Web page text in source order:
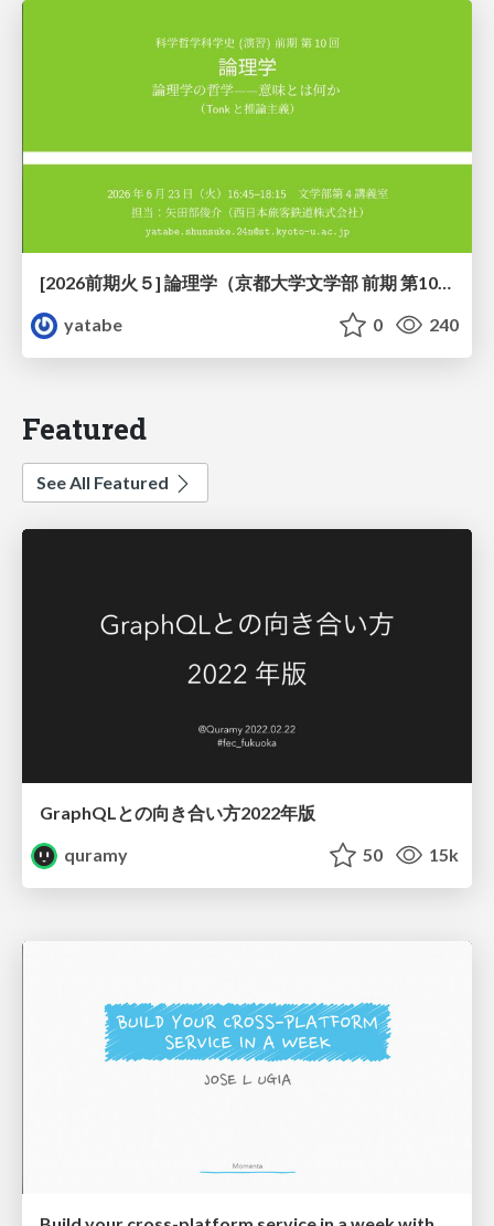
[2026前期火５] 論理学（京都大学文学部 前期 第10回）「論理学の哲学——意味とは何か（Tonkと推論主義）」
yatabe
0 240
Featured
See All Featured
GraphQLとの向き合い方2022年版
quramy
50 15k